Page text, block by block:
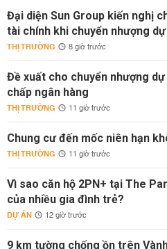
Đại diện Sun Group kiến nghị
tài chính khi chuyển nhượng
THỊ TRƯỜNG 8 giờ trước
Đề xuất cho chuyển nhượng
chấp ngân hàng
THỊ TRƯỜNG 11 giờ trước
Chung cư đến mốc niên hạn
THỊ TRƯỜNG 11 giờ trước
Vì sao căn hộ 2PN+ tại The
của nhiều gia đình trẻ?
DỰ ÁN 12 giờ trước
9 km tường chống ồn trên